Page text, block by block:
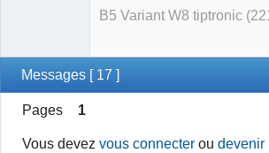
B5 Variant W8 tiptronic
Messages [ 17 ]
Pages 1
Vous devezvous connecter oudevenir